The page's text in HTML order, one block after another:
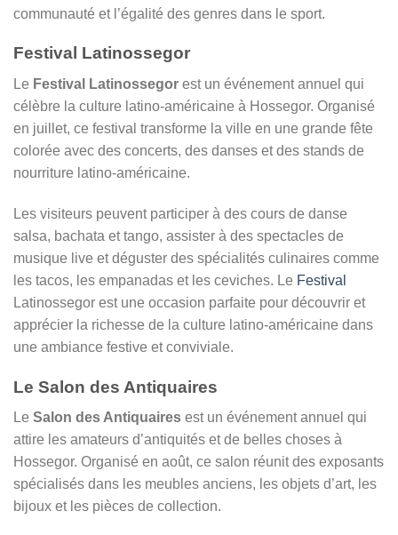
communauté et l’égalité des genres dans le sport.
Festival Latinossegor
Le Festival Latinossegor est un événement annuel qui
célèbre la culture latino-américaine à Hossegor. Organisé
en juillet, ce festival transforme la ville en une grande fête
colorée avec des concerts, des danses et des stands de
nourriture latino-américaine.
Les visiteurs peuvent participer à des cours de danse
salsa, bachata et tango, assister à des spectacles de
musique live et déguster des spécialités culinaires comme
les tacos, les empanadas et les ceviches. Le Festival
Latinossegor est une occasion parfaite pour découvrir et
apprécier la richesse de la culture latino-américaine dans
une ambiance festive et conviviale.
Le Salon des Antiquaires
Le Salon des Antiquaires est un événement annuel qui
attire les amateurs d’antiquités et de belles choses à
Hossegor. Organisé en août, ce salon réunit des exposants
spécialisés dans les meubles anciens, les objets d’art, les
bijoux et les pièces de collection.